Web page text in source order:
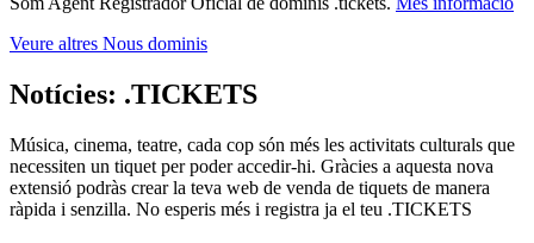
Veure altres Nous dominis
Notícies: .TICKETS
Música, cinema, teatre, cada cop són més les activitats culturals que
necessiten un tiquet per poder accedir-hi. Gràcies a aquesta nova
extensió podràs crear la teva web de venda de tiquets de manera
ràpida i senzilla. No esperis més i registra ja el teu .TICKETS